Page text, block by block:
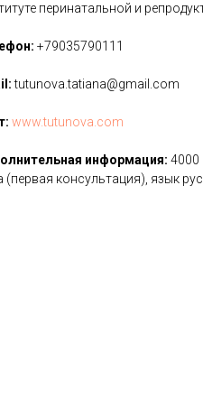
перинатальной и
+79035790111
tutunova.tatiana@gmail.com
www.tutunova.com
информация: 4000
(первая консультация), язык